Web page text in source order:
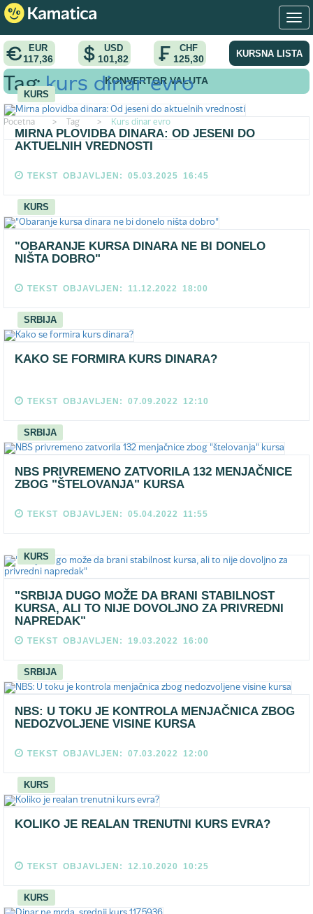
EUR
117,36
USD
101,82
CHF
125,30 KURSNA LISTA
KONVERTOR VALUTA
Pocetna > Tag > Kurs dinar evro
Tag:kurs dinar evro
KURS
MIRNA PLOVIDBA DINARA: OD JESENI DO
AKTUELNIH VREDNOSTI
TEKST OBJAVLJEN: 05.03.2025 16:45
KURS
"OBARANJE KURSA DINARA NE BI DONELO
NIŠTA DOBRO"
TEKST OBJAVLJEN: 11.12.2022 18:00
SRBIJA
KAKO SE FORMIRA KURS DINARA?
TEKST OBJAVLJEN: 07.09.2022 12:10
SRBIJA
NBS PRIVREMENO ZATVORILA 132 MENJAČNICE
ZBOG "ŠTELOVANJA" KURSA
TEKST OBJAVLJEN: 05.04.2022 11:55
KURS
"SRBIJA DUGO MOŽE DA BRANI STABILNOST
KURSA, ALI TO NIJE DOVOLJNO ZA PRIVREDNI
NAPREDAK"
TEKST OBJAVLJEN: 19.03.2022 16:00
SRBIJA
NBS: U TOKU JE KONTROLA MENJAČNICA ZBOG
NEDOZVOLJENE VISINE KURSA
TEKST OBJAVLJEN: 07.03.2022 12:00
KURS
KOLIKO JE REALAN TRENUTNI KURS EVRA?
TEKST OBJAVLJEN: 12.10.2020 10:25
KURS